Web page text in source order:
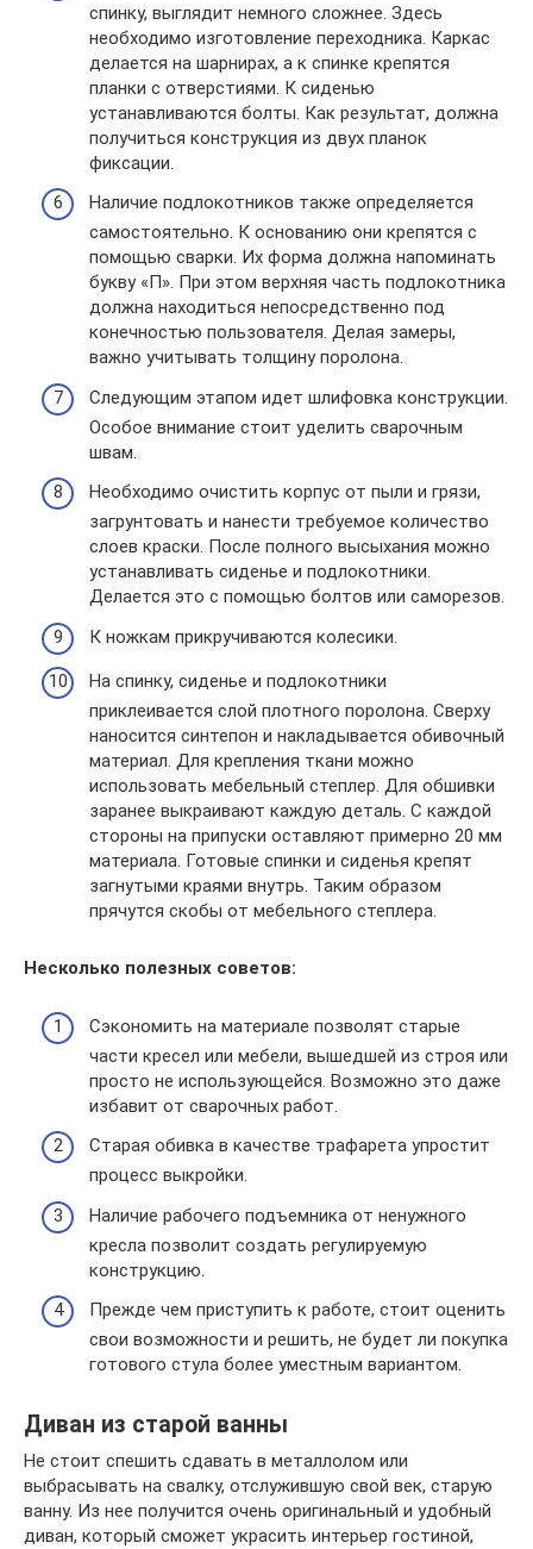
спинку, выглядит немного сложнее. Здесь
необходимо изготовление переходника. Каркас
делается на шарнирах, а к спинке крепятся
планки с отверстиями. К сиденью
устанавливаются болты. Как результат, должна
получиться конструкция из двух планок
фиксации.
Наличие подлокотников также определяется
самостоятельно. К основанию они крепятся с
помощью сварки. Их форма должна напоминать
букву «П». При этом верхняя часть подлокотника
должна находиться непосредственно под
конечностью пользователя. Делая замеры,
важно учитывать толщину поролона.
Следующим этапом идет шлифовка конструкции.
Особое внимание стоит уделить сварочным
швам.
Необходимо очистить корпус от пыли и грязи,
загрунтовать и нанести требуемое количество
слоев краски. После полного высыхания можно
устанавливать сиденье и подлокотники.
Делается это с помощью болтов или саморезов.
К ножкам прикручиваются колесики.
На спинку, сиденье и подлокотники
приклеивается слой плотного поролона. Сверху
наносится синтепон и накладывается обивочный
материал. Для крепления ткани можно
использовать мебельный степлер. Для обшивки
заранее выкраивают каждую деталь. С каждой
стороны на припуски оставляют примерно 20 мм
материала. Готовые спинки и сиденья крепят
загнутыми краями внутрь. Таким образом
прячутся скобы от мебельного степлера.
Несколько полезных советов:
Сэкономить на материале позволят старые
части кресел или мебели, вышедшей из строя или
просто не использующейся. Возможно это даже
избавит от сварочных работ.
Старая обивка в качестве трафарета упростит
процесс выкройки.
Наличие рабочего подъемника от ненужного
кресла позволит создать регулируемую
конструкцию.
Прежде чем приступить к работе, стоит оценить
свои возможности и решить, не будет ли покупка
готового стула более уместным вариантом.
Диван из старой ванны
Не стоит спешить сдавать в металлолом или
выбрасывать на свалку, отслужившую свой век, старую
ванну. Из нее получится очень оригинальный и удобный
диван, который сможет украсить интерьер гостиной,